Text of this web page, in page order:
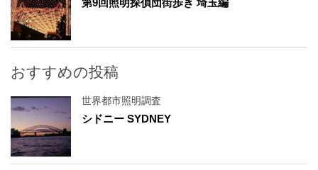
第9回照明探偵団街歩き 埼玉編
おすすめの投稿
世界都市照明調査
シドニー SYDNEY